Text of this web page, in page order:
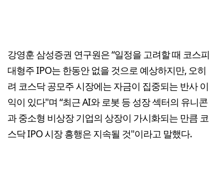
강영훈 삼성증권 연구원은 “일정을 고려할 때 코스피
대형주 IPO는 한동안 없을 것으로 예상하지만, 오히
려 코스닥 공모주 시장에는 자금이 집중되는 반사 이
익이 있다"며 “최근 AI와 로봇 등 성장 섹터의 유니콘
과 중소형 비상장 기업의 상장이 가시화되는 만큼 코
스닥 IPO 시장 흥행은 지속될 것"이라고 말했다.